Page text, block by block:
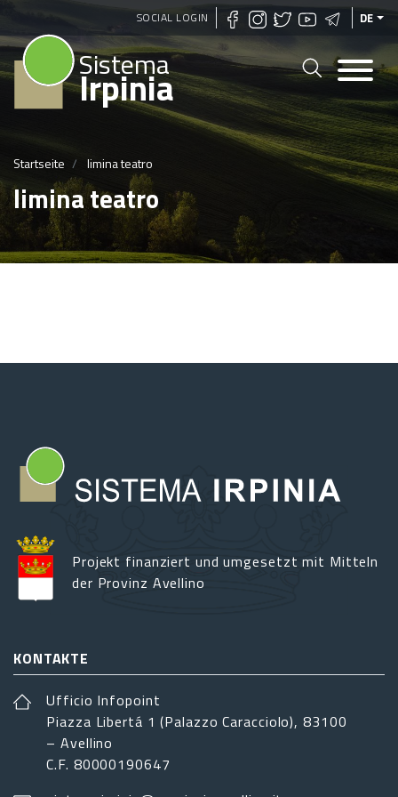
Direkt
zum
Inhalt
SOCIAL LOGIN DE
Sistema
Irpinia
Startseite limina teatro
limina teatro
Projekt finanziert und umgesetzt mit Mitteln
der Provinz Avellino
KONTAKTE
Ufficio Infopoint
Piazza Libertá 1 (Palazzo Caracciolo), 83100
– Avellino
C.F. 80000190647